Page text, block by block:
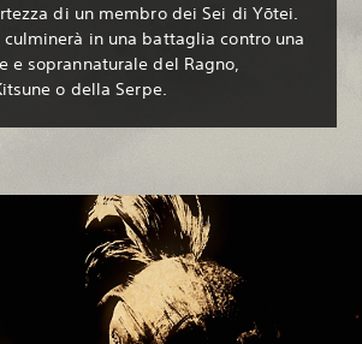
di un membro dei Sei di Yōtei.
in una battaglia contro una
e soprannaturale del Ragno,
o della Serpe.